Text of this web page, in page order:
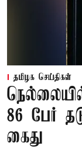
தமிழக செய்திகள்
86 பேர்
கைது